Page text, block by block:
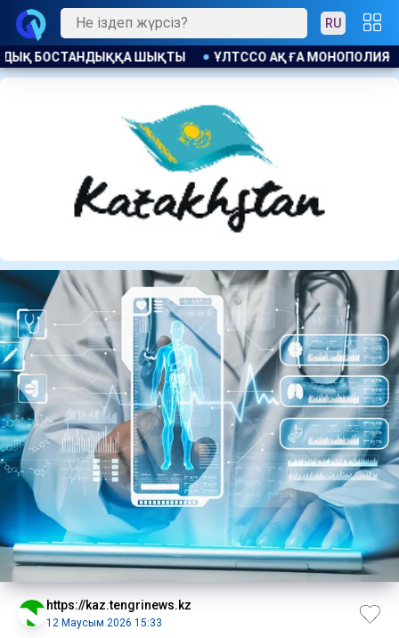
RU
МОНОПОЛИЯҒА ҚАРСЫ ЗАҢ БҰЗУШЫЛЫҚ ҮШІН ЕСКЕРТУ
https://kaz.tengrinews.kz
12 Маусым 2026 15:33